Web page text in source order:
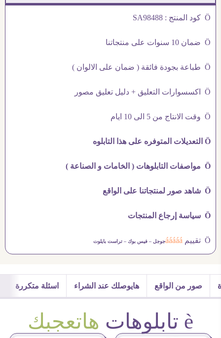
Ö كود المنتج : SA98488
Ö ضمان 10 سنوات على منتجاتنا
Ö طباعة بجودة فائقة ( ضمان على الالوان )
Ö اكسسوارات التعليق + دليل تعليق مصور
Ö وقت الانتاج من 5 الى 10 ايام
Ö التعديلات المتوفره على هذا التابلوه
Ö مواصفات التابلوهات ( الخامات و الصناعة )
Ö شاهد صور لمنتجاتنا على الواقع
Ö سياسة إرجاع المنتجات
Ö تقييم áááááجوجل – فيس بوك – تراست بايلوت
صور من الواقع هايوصلك عند الشراء اسئلة متكررة
è تابلوهات هاتعجبك